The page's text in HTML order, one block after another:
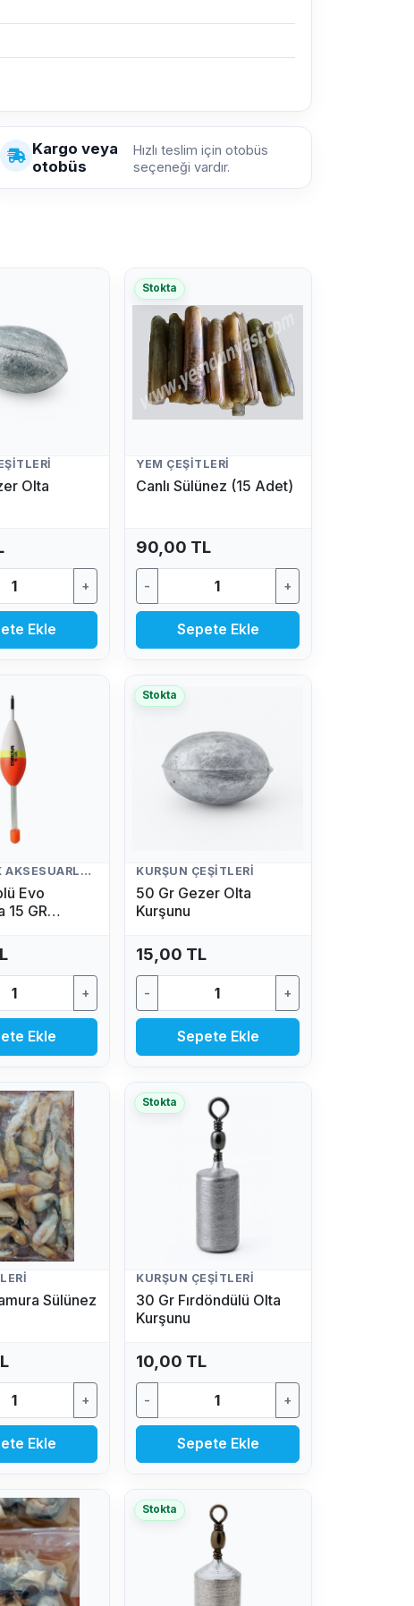
Kargo veya
otobüs
Hızlı teslim için otobüs
seçeneği vardır.
Olta
+
Ekle
Stokta
YEM ÇEŞITLERI
Canlı Sülünez (15 Adet)
90,00 TL
- +
Sepete Ekle
BALIKÇILIK AKSESUARLARI
Evo
15 GR
+
Ekle
Stokta
KURŞUN ÇEŞITLERI
50 Gr Gezer Olta
Kurşunu
15,00 TL
- +
Sepete Ekle
Sülünez
+
Ekle
Stokta
KURŞUN ÇEŞITLERI
30 Gr Fırdöndülü Olta
Kurşunu
10,00 TL
- +
Sepete Ekle
Stokta